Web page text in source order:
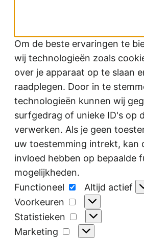
Om de beste ervaringen te
wij technologieën zoals
over je apparaat op te slaan
raadplegen. Door in te
technologieën kunnen wij
surfgedrag of unieke ID's op
verwerken. Als je geen
uw toestemming intrekt, kan
invloed hebben op bepaalde
mogelijkheden.
Functioneel
Functioneel
Altijd actief
Voorkeuren
Voorkeuren
Statistieken
Statistieken
Marketing
Marketing